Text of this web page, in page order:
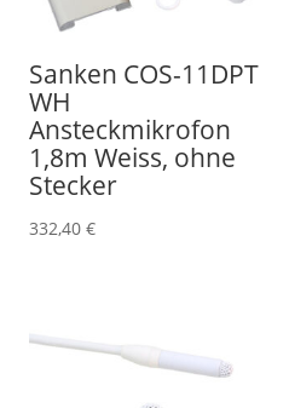
Sanken COS-11DPT
WH
Ansteckmikrofon
1,8m Weiss, ohne
Stecker
332,40 €